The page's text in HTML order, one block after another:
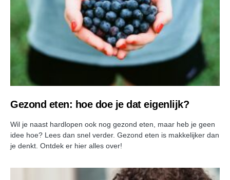
Gezond eten: hoe doe je dat eigenlijk?
Wil je naast hardlopen ook nog gezond eten, maar heb je geen
idee hoe? Lees dan snel verder. Gezond eten is makkelijker dan
je denkt. Ontdek er hier alles over!